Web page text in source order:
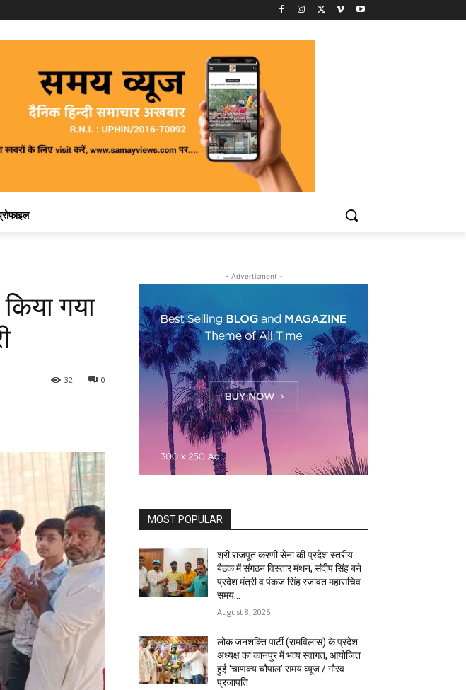
गया
0
32
- Advertisment -
MOST POPULAR
श्री राजपूत करणी सेना की प्रदेश स्तरीय
बैठक में संगठन विस्तार मंथन, संदीप सिंह बने
प्रदेश मंत्री व पंकज सिंह रजावत महासचिव
समय...
August 8, 2026
लोक जनशक्ति पार्टी (रामविलास) के प्रदेश
अध्यक्ष का कानपुर में भव्य स्वागत, आयोजित
हुई ‘चाणक्य चौपाल’ ​समय व्यूज / गौरव
प्रजापति